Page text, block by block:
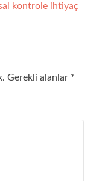
kontrole ihtiyaç
Gerekli alanlar *